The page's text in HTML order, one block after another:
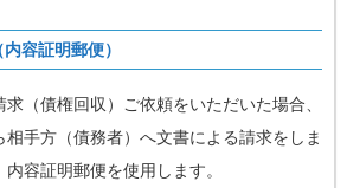
容証明郵便）
（債権回収）ご依頼をいただいた場合、
相手方（債務者）へ文書による請求をしま
容証明郵便を使用します。